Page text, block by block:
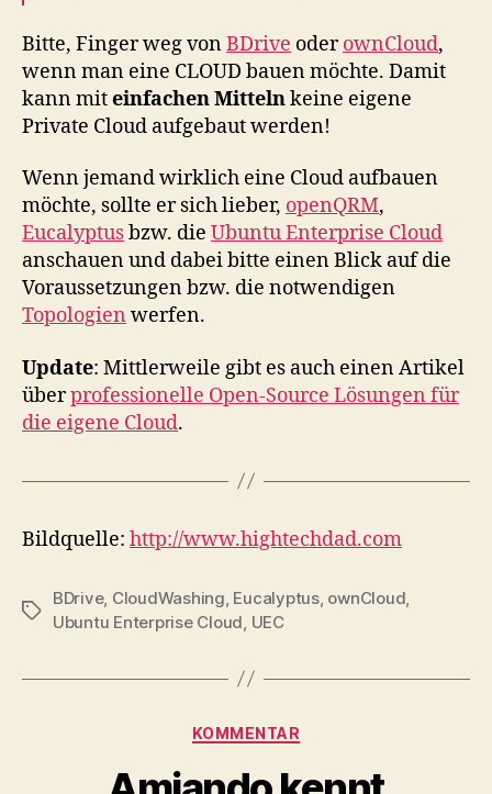
Bitte, Finger weg vonBDrive oderownCloud,
wenn man eine CLOUD bauen möchte. Damit
kann miteinfachen Mittelnkeine eigene
Private Cloud aufgebaut werden!
Wenn jemand wirklich eine Cloud aufbauen
möchte, sollte er sich lieber, openQRM,
Eucalyptusbzw. die Ubuntu Enterprise Cloud
anschauen und dabei bitte einen Blick auf die
Voraussetzungen bzw. die notwendigen
Topologien werfen.
Update: Mittlerweile gibt es auch einen Artikel
überprofessionelle Open-Source Lösungen für
die eigene Cloud.
Bildquelle: http://www.hightechdad.com
Tags
BDrive, CloudWashing Eucalyptus, ownCloud
Ubuntu Enterprise Cloud UEC
Categories
KOMMENTAR